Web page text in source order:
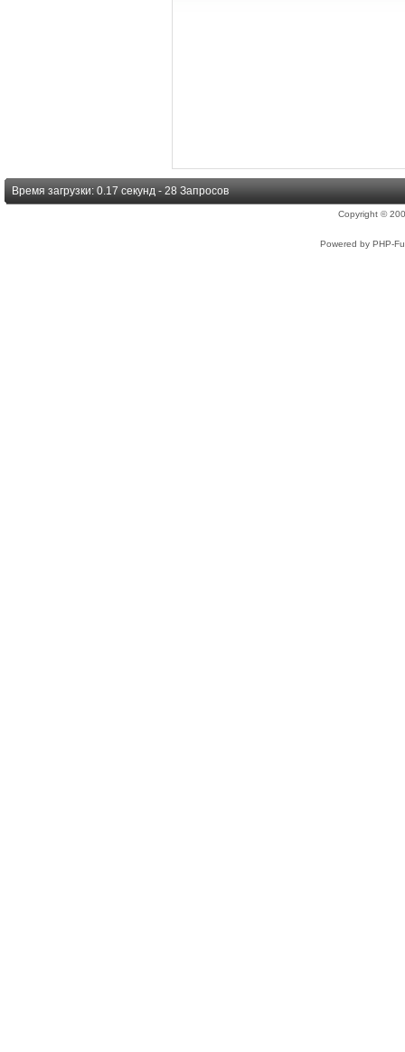
Время загрузки: 0.17 секунд - 28 Запросов
Copyright ©
Powered by PHP-